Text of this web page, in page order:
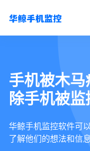
手机被木
除手机被
华鲸手机监控软件可
了解他们的想法和信息